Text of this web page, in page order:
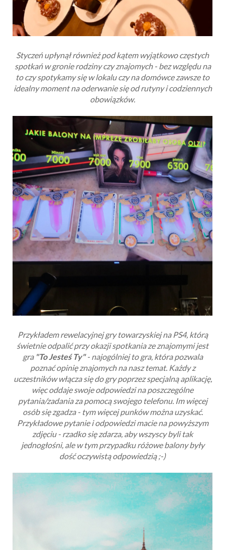
Styczeń upłynął również pod kątem wyjątkowo częstych
spotkań w gronie rodziny czy znajomych - bez względu na
to czy spotykamy się w lokalu czy na domówce zawsze to
idealny moment na oderwanie się od rutyny i codziennych
obowiązków.
Przykładem rewelacyjnej gry towarzyskiej na PS4, którą
świetnie odpalić przy okazji spotkania ze znajomymi jest
gra "To Jesteś Ty"- najogólniej to gra, która pozwala
poznać opinię znajomych na nasz temat. Każdy z
uczestników włącza się do gry poprzez specjalną aplikację,
więc oddaje swoje odpowiedzi na poszczególne
pytania/zadania za pomocą swojego telefonu. Im więcej
osób się zgadza - tym więcej punków można uzyskać.
Przykładowe pytanie i odpowiedzi macie na powyższym
zdjęciu - rzadko się zdarza, aby wszyscy byli tak
jednogłośni, ale w tym przypadku różowe balony były
dość oczywistą odpowiedzią ;-)